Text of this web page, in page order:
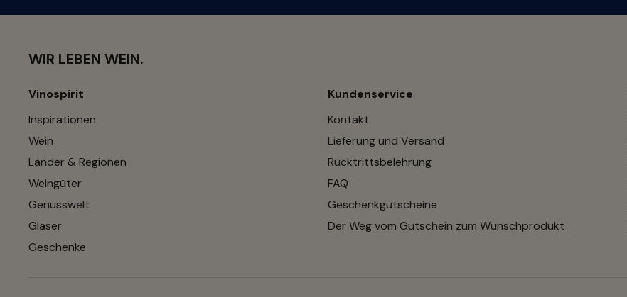
WIR LEBEN WEIN.
Vinospirit
Inspirationen
Wein
Länder & Regionen
Weingüter
Genusswelt
Gläser
Geschenke
Kundenservice
Kontakt
Lieferung und Versand
Rücktrittsbelehrung
FAQ
Geschenkgutscheine
Der Weg vom Gutschein zum Wunschprodukt